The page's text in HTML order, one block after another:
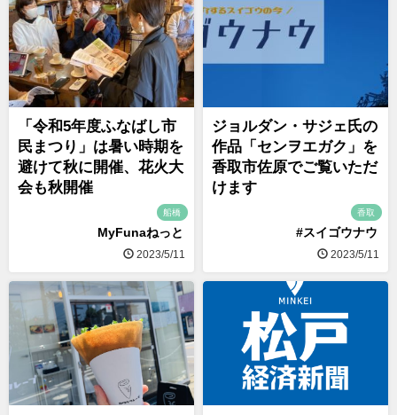
「令和5年度ふなばし市
民まつり」は暑い時期を
避けて秋に開催、花火大
会も秋開催
船橋
MyFunaねっと
2023/5/11
ジョルダン・サジェ氏の
作品「センヲエガク」を
香取市佐原でご覧いただ
けます
香取
#スイゴウナウ
2023/5/11